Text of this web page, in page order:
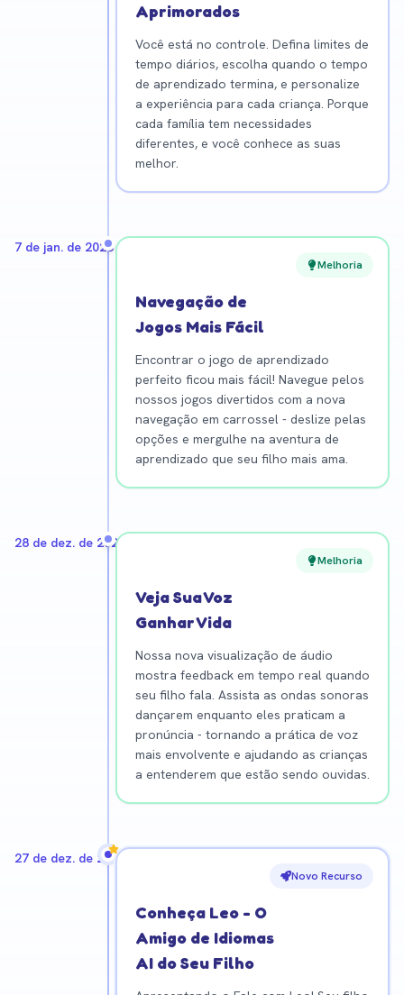
Aprimorados
Você está no controle. Defina limites de
tempo diários, escolha quando o tempo
de aprendizado termina, e personalize
a experiência para cada criança. Porque
cada família tem necessidades
diferentes, e você conhece as suas
melhor.
7 de jan. de 2026
Melhoria
Navegação de
Jogos Mais Fácil
Encontrar o jogo de aprendizado
perfeito ficou mais fácil! Navegue pelos
nossos jogos divertidos com a nova
navegação em carrossel - deslize pelas
opções e mergulhe na aventura de
aprendizado que seu filho mais ama.
28 de dez. de 2025
Melhoria
Veja Sua Voz
Ganhar Vida
Nossa nova visualização de áudio
mostra feedback em tempo real quando
seu filho fala. Assista as ondas sonoras
dançarem enquanto eles praticam a
pronúncia - tornando a prática de voz
mais envolvente e ajudando as crianças
a entenderem que estão sendo ouvidas.
27 de dez. de 2025
Novo Recurso
Conheça Leo - O
Amigo de Idiomas
AI do Seu Filho